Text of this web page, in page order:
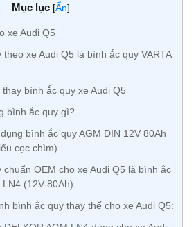
Mục lục [Ẩn]
xe Audi Q5
theo xe Audi Q5 là bình ắc quy VARTA
bình ắc quy xe Audi Q5
bình ắc quy gì?
bình ắc quy AGM DIN 12V 80Ah
cọc chìm)
chuẩn OEM cho xe Audi Q5 là bình ắc
LN4 (12V-80Ah)
bình ắc quy thay thế cho xe Audi Q5: